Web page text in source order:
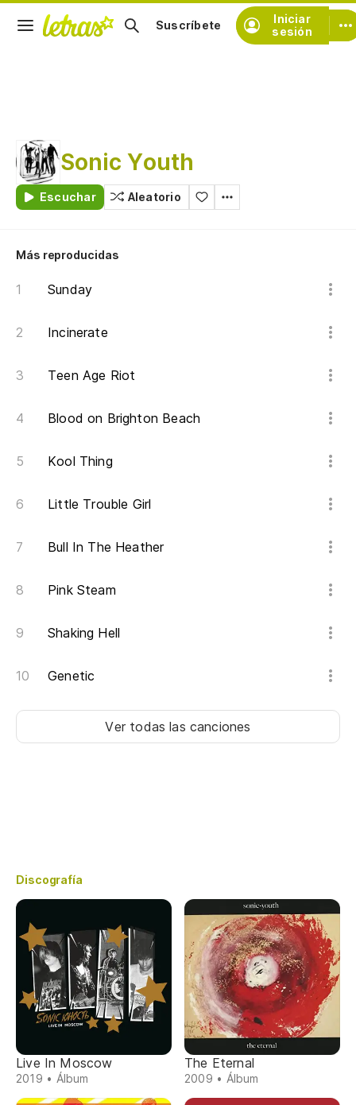
Iniciar
sesión
Suscríbete
Sonic Youth
Escuchar Aleatorio
Más reproducidas
Sunday
Incinerate
Teen Age Riot
Blood on Brighton Beach
Kool Thing
Little Trouble Girl
Bull In The Heather
Pink Steam
Shaking Hell
Genetic
Ver todas las canciones
Discografía
Live In Moscow
2019 • Álbum
The Eternal
2009 • Álbum